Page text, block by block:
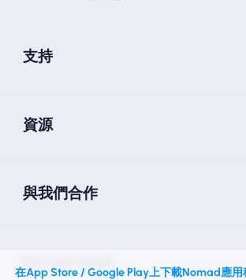
支持
資源
與我們合作
在App Store / Google Play上下載Nomad應用